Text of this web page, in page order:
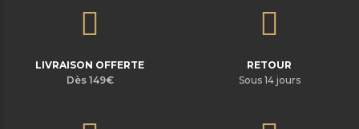
LIVRAISON OFFERTE
Dès 149€
RETOUR
Sous 14 jours